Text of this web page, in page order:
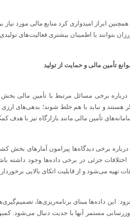
ابراز امیدواری کرد منابع مالی مورد
بتوانند با اطمینان بیشتری فعالیت‌های تولیدی
تأمین مالی و حمایت از تولید
درباره برخی مسائل مرتبط با تأمین مالی
هستند و نباید با هم خلط شوند؛ بدهی‌های
تأمین مالی مانند بازارگاه نیز با
درباره برخی دیدگاه‌ها پیرامون آمارهای بخش
جزئی در برخی داده‌ها وجود داشته
تهیه می‌شود و از قابلیت اتکای بالایی
این داده‌ها مبنای برنامه‌ریزی‌ها،
مستمر آنها با جدیت دنبال می‌شود.